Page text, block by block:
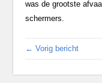
was de grootste
schermers.
← Vorig bericht